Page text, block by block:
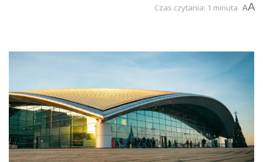
Czas czytania: 1 minuta AA